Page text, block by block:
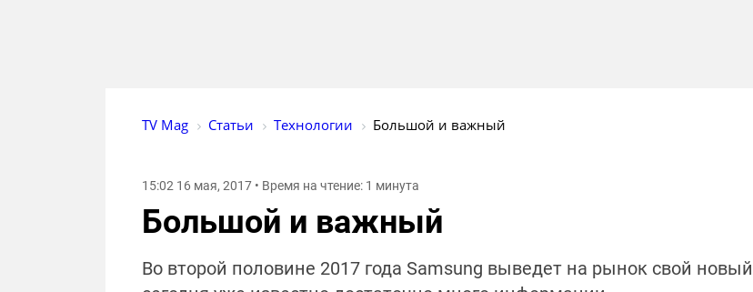
TV Mag Статьи Технологии Большой и важный
15:02 16 мая, 2017 • Время на чтение: 1 минута
Большой и важный
Во второй половине 2017 года Samsung выведет на рынок свой